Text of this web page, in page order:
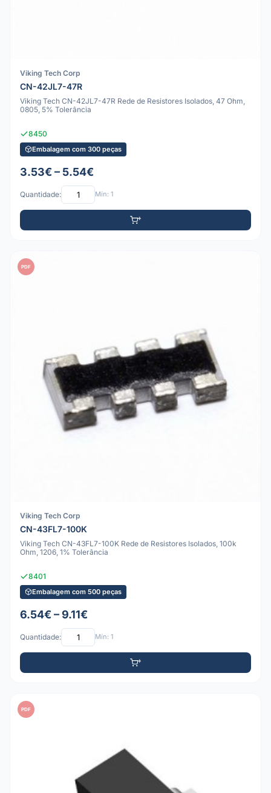
Viking Tech Corp
CN-42JL7-47R
Viking Tech CN-42JL7-47R Rede de Resistores Isolados, 47 Ohm,
0805, 5% Tolerância
8450
Embalagem com 300 peças
3.53€ – 5.54€
Quantidade: Mín: 1
PDF
Viking Tech Corp
CN-43FL7-100K
Viking Tech CN-43FL7-100K Rede de Resistores Isolados, 100k
Ohm, 1206, 1% Tolerância
8401
Embalagem com 500 peças
6.54€ – 9.11€
Quantidade: Mín: 1
PDF